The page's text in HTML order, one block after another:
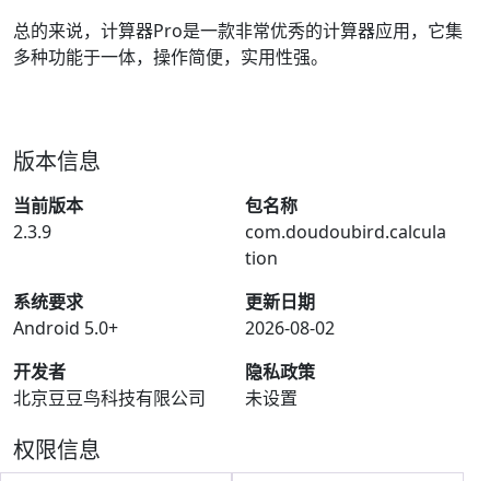
总的来说，计算器Pro是一款非常优秀的计算器应用，它集
多种功能于一体，操作简便，实用性强。
版本信息
当前版本
2.3.9
包名称
com.doudoubird.calcula
tion
系统要求
Android 5.0+
更新日期
2026-08-02
开发者
北京豆豆鸟科技有限公司
隐私政策
未设置
权限信息